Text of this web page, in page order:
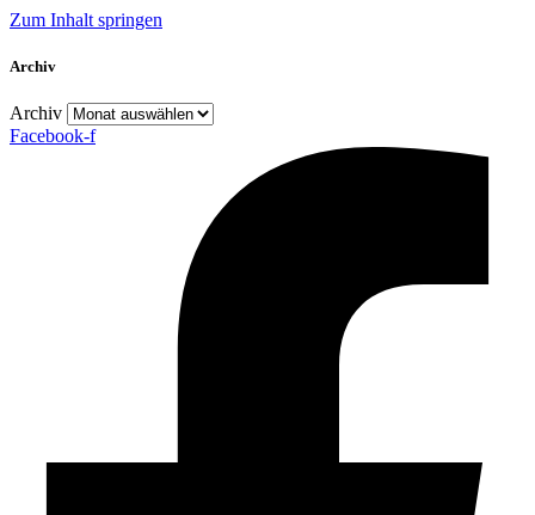
Zum Inhalt springen
Archiv
Archiv
Facebook-f